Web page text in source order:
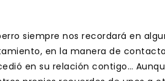
siempre nos recordará en
en la manera de
en su relación contigo…